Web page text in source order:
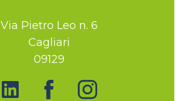
Via Pietro Leo n. 6
Cagliari
09129